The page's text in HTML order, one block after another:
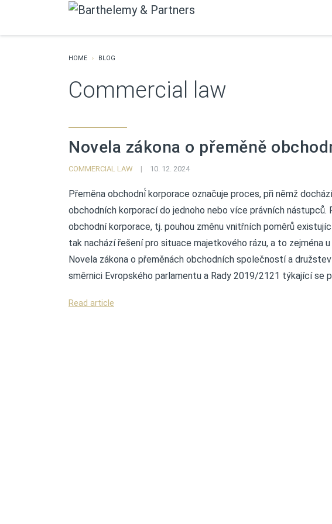
HOME BLOG
Commercial law
Novela zákona o přeměně
COMMERCIAL LAW | 10. 12. 2024
Přeměna obchodní́ korporace označuje proces, při němž
obchodních korporací do jednoho nebo více právních nástupců.
obchodní korporace, tj. pouhou změnu vnitřních poměrů
tak nachází řešení pro situace majetkového rázu, a to zejména
Novela zákona o přeměnách obchodních společností a
směrnici Evropského parlamentu a Rady 2019/2121 týkající se
Read article